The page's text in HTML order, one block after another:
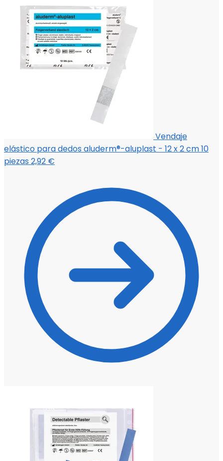
Vendaje
elástico para dedos aluderm®-aluplast - 12 x 2 cm 10
piezas 2,92 €